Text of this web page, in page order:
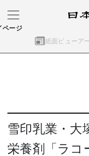
紙面ビューア
ページ
雪印乳業・大
栄養剤「ラコ